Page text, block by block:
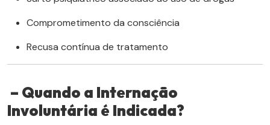
Comprometimento da consciência
Recusa contínua de tratamento
– Quando a Internação
Involuntária é Indicada?